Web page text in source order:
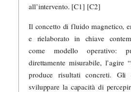
all’intervento. [C1] [C2]
Il concetto di fluido magnetico,
e rielaborato in chiave
come modello operativo:
direttamente misurabile, l’agire
produce risultati concreti. Gli
sviluppare la capacità di